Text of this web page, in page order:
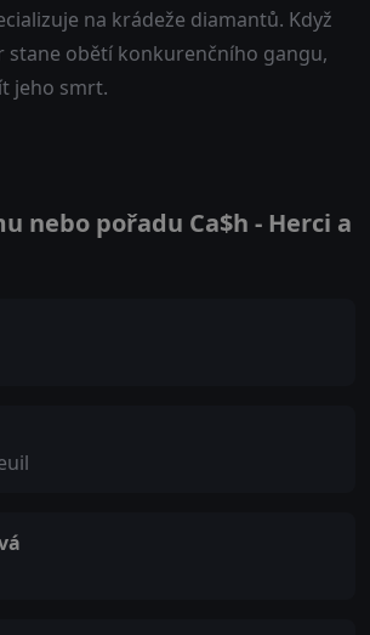
na krádeže diamantů. Když
stane obětí konkurenčního gangu,
jeho smrt.
nebo pořadu Ca$h - Herci a